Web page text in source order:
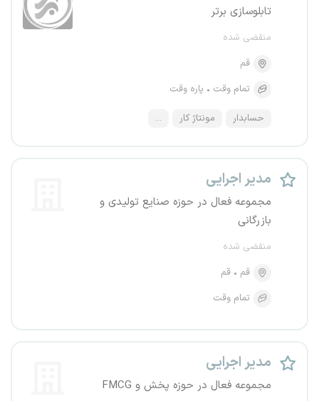
تابلوسازی برتر
منقضی شده
قم
تمام وقت
پاره وقت
حسابدار مونتاژ کار ...
مدیر اجرایی
مجموعه فعال در حوزه صنایع تولیدی و
بازرگانی
منقضی شده
قم
قم
تمام وقت
مدیر اجرایی
مجموعه فعال در حوزه پخش و FMCG